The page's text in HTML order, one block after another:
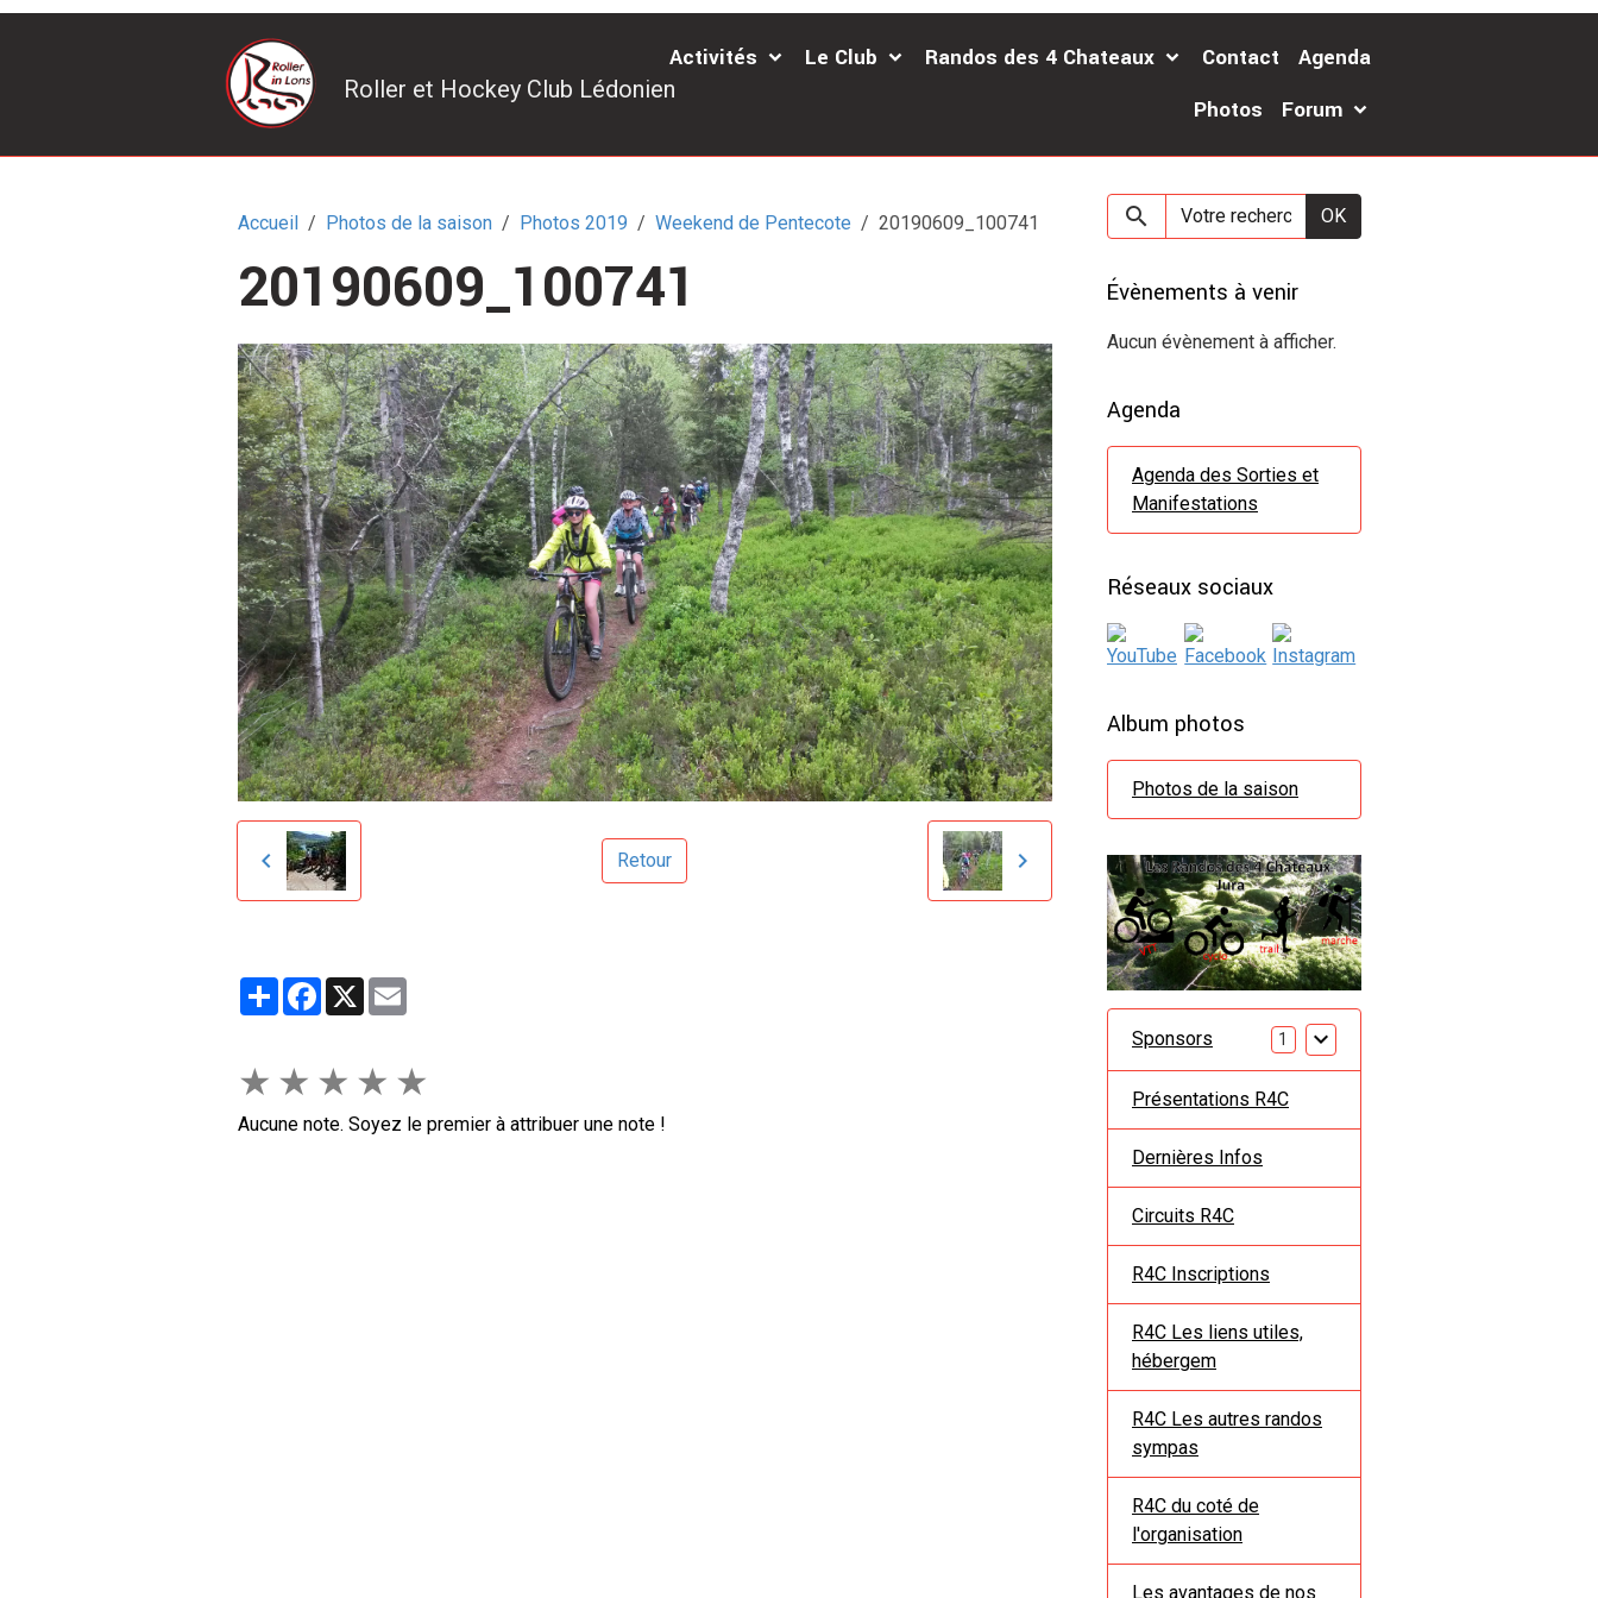
Roller et Hockey Club Lédonien
Activités Le Club Randos des 4 Chateaux Contact
Agenda
Photos
Forum
Accueil Photos de la saison Photos 2019 Weekend de Pentecote 20190609_100741
20190609_100741
Retour
PartagerFacebook
X
★ ★ ★ ★ ★
Aucune note. Soyez le premier à attribuer une note !
OK
Évènements à venir
Aucun évènement à afficher.
Agenda
Agenda des Sorties et
Manifestations
Réseaux sociaux
Album photos
Photos de la saison
Sponsors 1
Présentations R4C
Dernières Infos
Circuits R4C
R4C Inscriptions
R4C Les liens utiles,
hébergem
R4C Les autres randos
sympas
R4C du coté de
l'organisation
Les avantages de nos